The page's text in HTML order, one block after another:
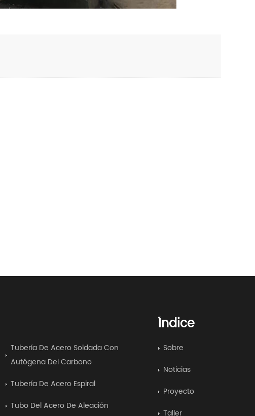
Tubería De Acero Soldada Con
Autógena Del Carbono
Tubería De Acero Espiral
Tubo Del Acero De Aleación
Índice
Sobre
Noticias
Proyecto
Taller